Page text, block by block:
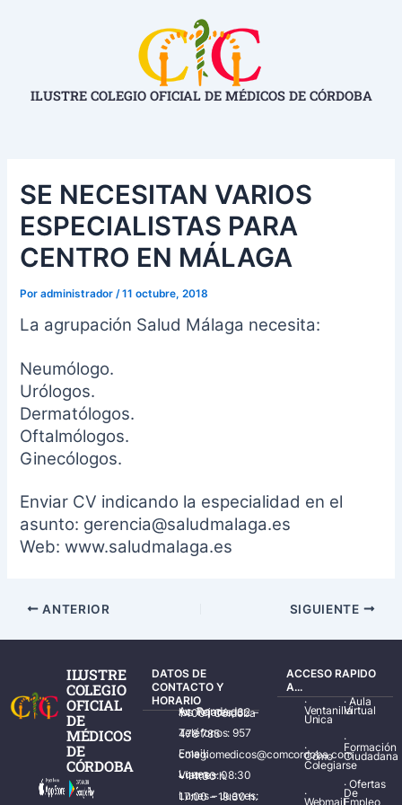
ILUSTRE COLEGIO OFICIAL DE MÉDICOS DE CÓRDOBA
SE NECESITAN VARIOS
ESPECIALISTAS PARA
CENTRO EN MÁLAGA
Poradministrador /11 octubre, 2018
La agrupación Salud Málaga necesita:
Neumólogo.
Urólogos.
Dermatólogos.
Oftalmólogos.
Ginecólogos.
Enviar CV indicando la especialidad en el
asunto: gerencia@saludmalaga.es
Web: www.saludmalaga.es
ANTERIOR SIGUIENTE
ILUSTRE
COLEGIO
OFICIAL
DE
MÉDICOS
DE
CÓRDOBA
DATOS DE
CONTACTO Y
HORARIO
Av. Ronda de los Tejares, 32 – 14001 Córdoba
Teléfonos: 957 478 785
Email: colegiomedicos@comcordoba.com
Lunes – Viernes: 08:30 – 14:30 h.
Lunes – Jueves: 17:00 – 19:30 h.
ACCESO RAPIDO
A...
·
Ventanilla
Única
·
Cómo
Colegiarse
·
Webmail
·Aula
Virtual
·
Formación
Ciudadana
·Ofertas
De
Empleo